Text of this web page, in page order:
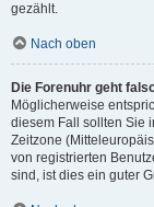
gezählt.
Nach oben
Die Forenuhr geht
Möglicherweise
diesem Fall sollten Sie
Zeitzone
von registrierten
sind, ist dies ein guter